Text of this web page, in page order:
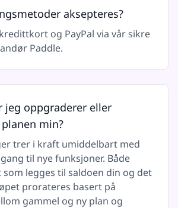
aksepteres?
og PayPal via vår sikre
Paddle.
jeg oppgraderer eller
min?
trer i kraft umiddelbart med
til nye funksjoner. Både
legges til saldoen din og det
prorateres basert på
gammel og ny plan og